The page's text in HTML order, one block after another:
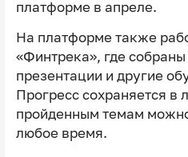
платформе в апреле.
На платформе также
«Финтрека», где
презентации и другие
Прогресс сохраняется в
пройденным темам
любое время.